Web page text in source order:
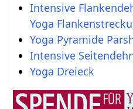
Intensive
Yoga
Yoga Pyramide
Intensive
Yoga Dreieck